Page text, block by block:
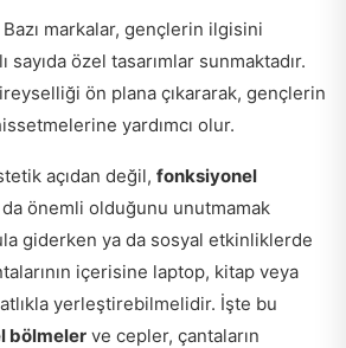
Bazı markalar, gençlerin ilgisini
sayıda özel tasarımlar sunmaktadır.
ön plana çıkararak, gençlerin
yardımcı olur.
açıdan değil, fonksiyonel
da önemli olduğunu unutmamak
giderken ya da sosyal etkinliklerde
içerisine laptop, kitap veya
yerleştirebilmelidir. İşte bu
bölmeler ve cepler, çantaların